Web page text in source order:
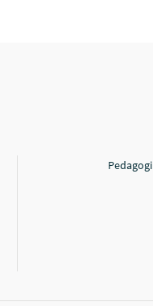
Pedagogi